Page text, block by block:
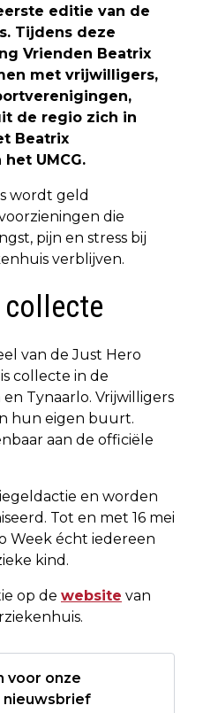
editie van de
Tijdens deze
Vrienden Beatrix
met vrijwilligers,
de regio zich in
Beatrix
UMCG.
wordt geld
die
pijn en stress bij
verblijven.
collecte
van de Just Hero
collecte in de
Tynaarlo. Vrijwilligers
hun eigen buurt.
aan de officiële
en worden
Tot en met 16 mei
Week écht iedereen
kind.
op de website van
voor onze